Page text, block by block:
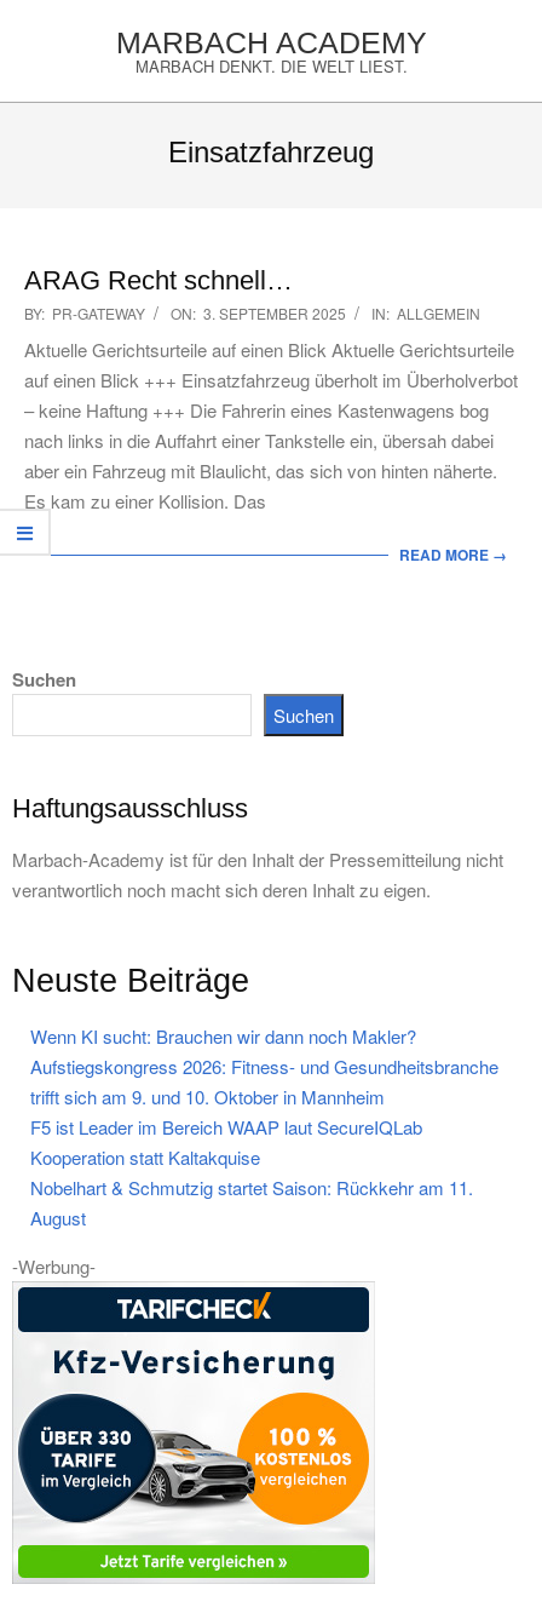
MARBACH ACADEMY
MARBACH DENKT. DIE WELT LIEST.
Einsatzfahrzeug
ARAG Recht schnell…
2025-
09-
03
BY: PR-GATEWAY ON: 3. SEPTEMBER 2025 IN: ALLGEMEIN
Aktuelle Gerichtsurteile auf einen Blick Aktuelle Gerichtsurteile
auf einen Blick +++ Einsatzfahrzeug überholt im Überholverbot
– keine Haftung +++ Die Fahrerin eines Kastenwagens bog
nach links in die Auffahrt einer Tankstelle ein, übersah dabei
aber ein Fahrzeug mit Blaulicht, das sich von hinten näherte.
Es kam zu einer Kollision. Das
READ MORE →
Suchen
Suchen
Haftungsausschluss
Marbach-Academy ist für den Inhalt der Pressemitteilung nicht
verantwortlich noch macht sich deren Inhalt zu eigen.
Neuste Beiträge
Wenn KI sucht: Brauchen wir dann noch Makler?
Aufstiegskongress 2026: Fitness- und Gesundheitsbranche
trifft sich am 9. und 10. Oktober in Mannheim
F5 ist Leader im Bereich WAAP laut SecureIQLab
Kooperation statt Kaltakquise
Nobelhart & Schmutzig startet Saison: Rückkehr am 11.
August
-Werbung-